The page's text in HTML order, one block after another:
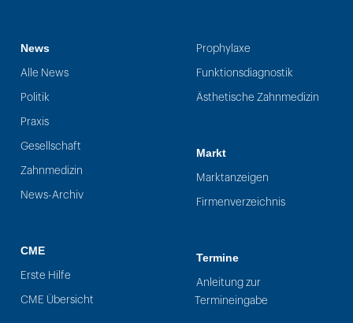
News
Alle News
Politik
Praxis
Gesellschaft
Zahnmedizin
News-Archiv
CME
Erste Hilfe
CME Übersicht
Prophylaxe
Funktionsdiagnostik
Ästhetische Zahnmedizin
Markt
Marktanzeigen
Firmenverzeichnis
Termine
Anleitung zur
Termineingabe